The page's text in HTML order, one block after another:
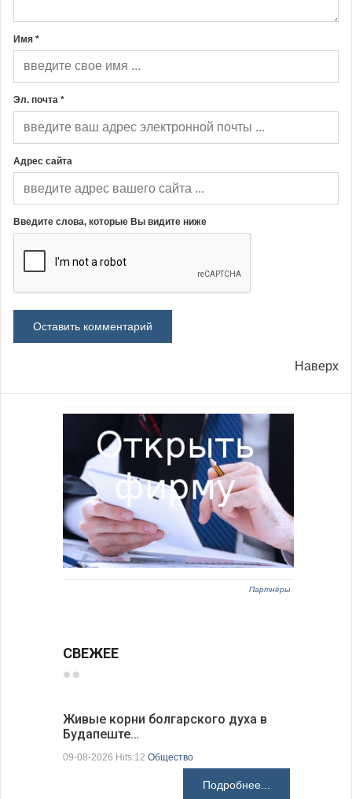
Имя *
Эл. почта *
Адрес сайта
Введите слова, которые Вы видите ниже
Наверх
Партнёры
СВЕЖЕЕ
Живые корни болгарского духа в
Будапеште…
09-08-2026 Hits:12 Общество
Подробнее...